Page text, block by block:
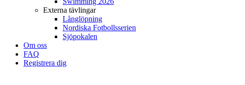
Externa tävlingar
Långlöpning
Nordiska Fotbollsserien
Sjöpokalen
Om oss
FAQ
Registrera dig